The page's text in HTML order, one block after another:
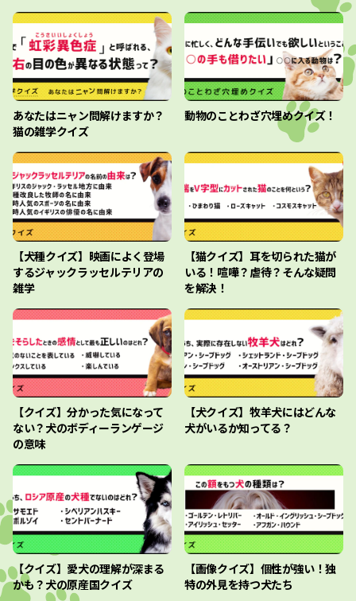
あなたはニャン問解けますか？
猫の雑学クイズ
動物のことわざ穴埋めクイズ！
【犬種クイズ】映画によく登場
するジャックラッセルテリアの
雑学
【猫クイズ】耳を切られた猫が
いる！喧嘩？虐待？そんな疑問
を解決！
【クイズ】分かった気になって
ない？犬のボディーランゲージ
の意味
【犬クイズ】牧羊犬にはどんな
犬がいるか知ってる？
【クイズ】愛犬の理解が深まる
かも？犬の原産国クイズ
【画像クイズ】個性が強い！独
特の外見を持つ犬たち